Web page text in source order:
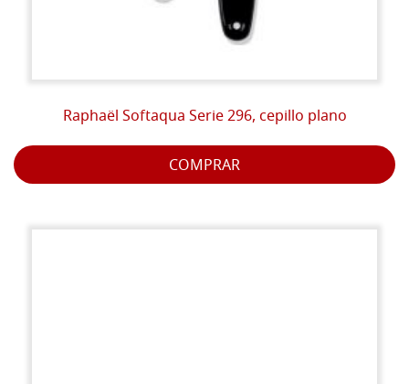
Raphaël Softaqua Serie 296, cepillo plano
COMPRAR